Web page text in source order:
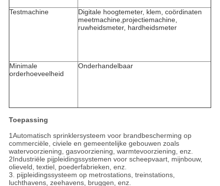
Testmachine
Digitale hoogtemeter, klem, coördinaten
meetmachine,projectiemachine,
ruwheidsmeter, hardheidsmeter
Minimale
orderhoeveelheid
Onderhandelbaar
Toepassing
1Automatisch sprinklersysteem voor brandbescherming op
commerciële, civiele en gemeentelijke gebouwen zoals
watervoorziening, gasvoorziening, warmtevoorziening, enz.
2Industriële pijpleidingssystemen voor scheepvaart, mijnbouw,
olieveld, textiel, poederfabrieken, enz.
3. pijpleidingssysteem op metrostations, treinstations,
luchthavens, zeehavens, bruggen, enz.